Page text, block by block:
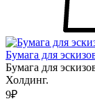
Бумага для
Бумага для
Холдинг.
9₽